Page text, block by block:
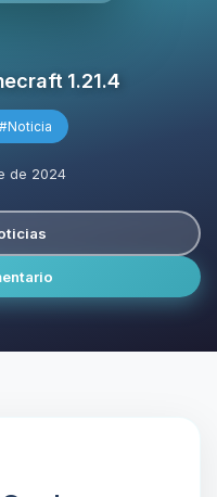
1.21.4
#Noticia
de 2024